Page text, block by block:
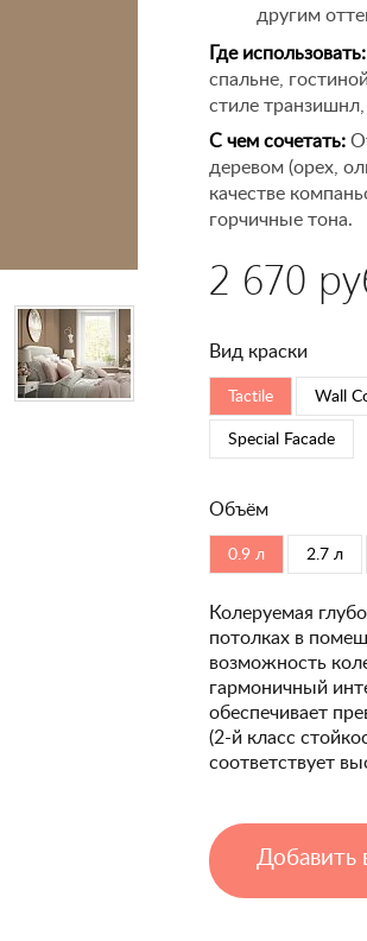
другим
Где использовать:
спальне,
стиле транзишнл,
С чем сочетать:
деревом (орех,
качестве
горчичные тона.
2 670
Вид краски
Tactile Wall
Special Faсade
Объём
0.9 л 2.7 л
Колеруемая
потолках в
возможность
гармоничный
обеспечивает
(2-й класс
соответствует
Добавить